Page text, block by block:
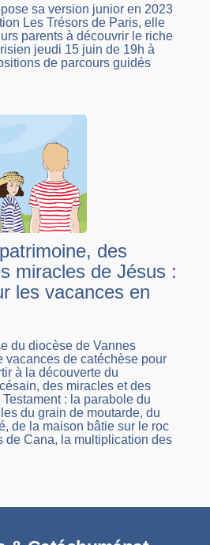
sa version junior en 2023
Les Trésors de Paris, elle
parents à découvrir le riche
jeudi 15 juin de 19h à
de parcours guidés
des
miracles de Jésus :
les vacances en
du diocèse de Vannes
vacances de catéchèse pour
à la découverte du
des miracles et des
: la parabole du
du grain de moutarde, du
de la maison bâtie sur le roc
de Cana, la multiplication des